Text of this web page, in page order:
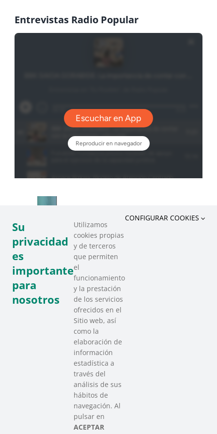
Entrevistas Radio Popular
SAREEN SAREA
Asociación que agrupa a las redes
del Tercer Sector Social en Euskadi
Su
privacidad
es
importante
para
nosotros
Utilizamos
cookies propias
y de terceros
que permiten
el
funcionamiento
y la prestación
de los servicios
ofrecidos en el
Sitio web, así
como la
elaboración de
información
estadística a
través del
análisis de sus
hábitos de
navegación. Al
pulsar en
ACEPTAR
CONFIGURAR COOKIES